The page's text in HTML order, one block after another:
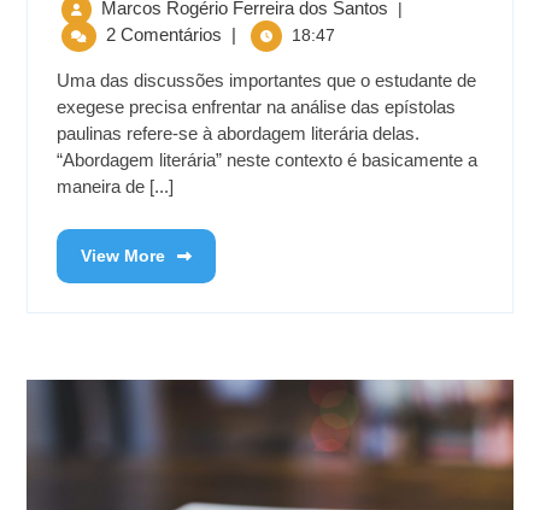
Marcos Rogério Ferreira dos Santos |
2 Comentários | 18:47
Uma das discussões importantes que o estudante de
exegese precisa enfrentar na análise das epístolas
paulinas refere-se à abordagem literária delas.
“Abordagem literária” neste contexto é basicamente a
maneira de [...]
View More